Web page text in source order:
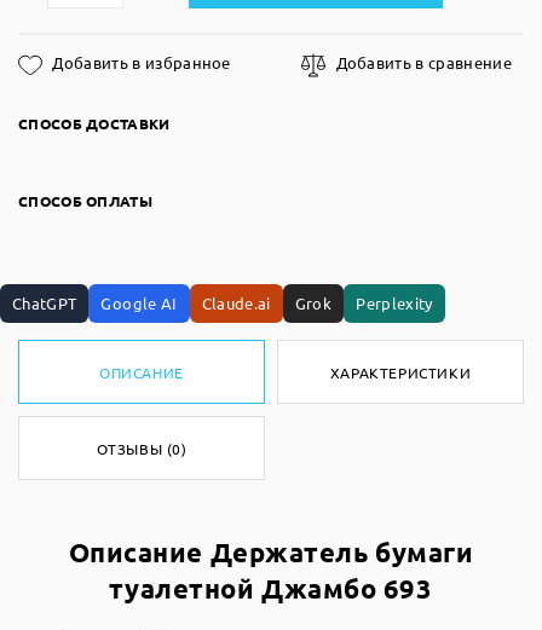
Добавить в избранное Добавить в сравнение
СПОСОБ ДОСТАВКИ
СПОСОБ ОПЛАТЫ
ChatGPT Google AI Claude.ai Grok Perplexity
ОПИСАНИЕ ХАРАКТЕРИСТИКИ
ОТЗЫВЫ (0)
Описание Держатель бумаги
туалетной Джамбо 693